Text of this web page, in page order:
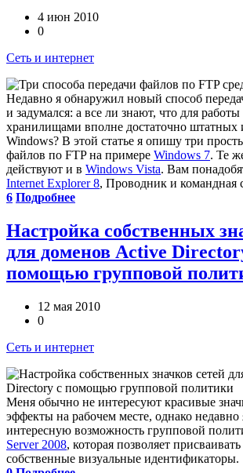
4 июн 2010
0
Сеть и интернет
Недавно я обнаружил новый способ
и задумался: а все ли знают, что для
хранилищами вполне достаточно штатных
Windows? В этой статье я опишу три
файлов по FTP на примере Windows 7. Те
действуют и в Windows Vista. Вам
Internet Explorer 8, Проводник и командная
6 Подробнее
Настройка собственных
для доменов Active
помощью групповой
12 мая 2010
0
Сеть и интернет
Меня обычно не интересуют красивые
эффекты на рабочем месте, однако недавно
интересную возможность групповой
Server 2008, которая позволяет
собственные визуальные идентификаторы.